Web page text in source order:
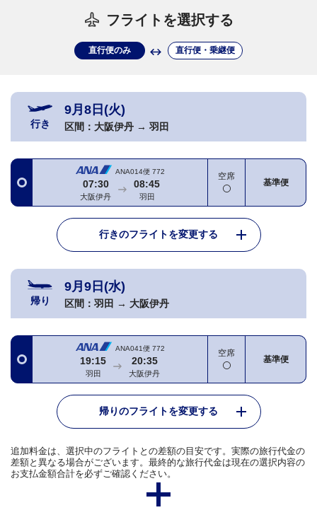
フライトを選択する
直行便のみ 直行便・乗継便
行き
9月8日(火)
区間： 大阪伊丹 → 羽田
ANA014便 772
07:30
大阪伊丹
08:45
羽田
空席
基準便
行きのフライトを変更する
帰り
9月9日(水)
区間： 羽田 → 大阪伊丹
ANA041便 772
19:15
羽田
20:35
大阪伊丹
空席
基準便
帰りのフライトを変更する
追加料金は、選択中のフライトとの差額の目安です。実際の旅行代金の
差額と異なる場合がございます。最終的な旅行代金は現在の選択内容の
お支払金額合計を必ずご確認ください。